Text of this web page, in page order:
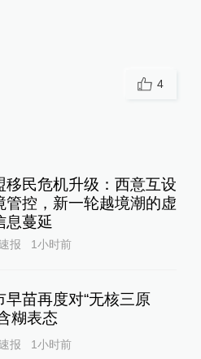
4
移民危机升级：西意互设
管控，新一轮越境潮的虚
息蔓延
报 1小时前
早苗再度对“无核三原
糊表态
报 1小时前